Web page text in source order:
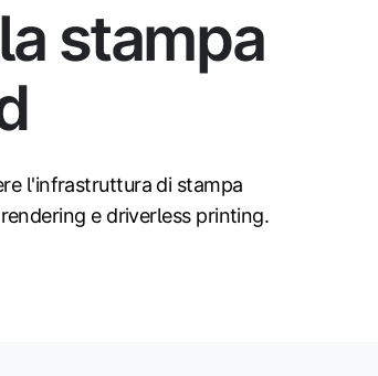
stampa
l'infrastruttura di stampa
e driverless printing.